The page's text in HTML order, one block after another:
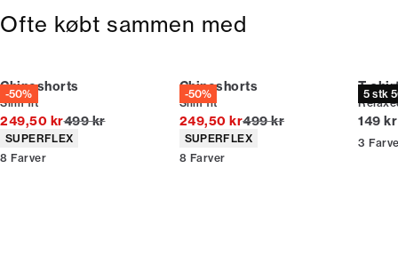
Ofte købt sammen med
-50%
Chinoshorts
Slim fit
249,50 krI alt (uden rabat)
499 kr
Produkt egenskaber
SUPERFLEX
8 Farver
-50%
Chinoshorts
Slim fit
249,50 krI alt (uden rabat)
499 kr
Produkt egenskaber
SUPERFLEX
8 Farver
5 stk
T-
I alt
149 kr
3